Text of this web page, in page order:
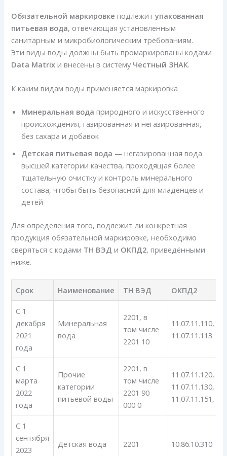
Обязательной маркировке подлежитупакованная
питьевая вода, отвечающая установленным
санитарным и микробиологическим требованиям.
Эти виды воды должны быть промаркированы кодами
Data Matrix и внесены в систему Честный ЗНАК.
К каким видам воды применяется маркировка
Минеральная вода природного и искусственного
происхождения, газированная и негазированная,
без сахара и добавок
Детская питьевая вода — негазированная вода
высшей категории качества, проходящая более
тщательную очистку и контроль минерального
состава, чтобы быть безопасной для младенцев и
детей
Для определения того, подлежит ли конкретная
продукция обязательной маркировке, необходимо
сверяться с кодами ТН ВЭД и ОКПД2, приведёнными
ниже.
Срок Наименование ТН ВЭД ОКПД2
С 1
декабря
2021
года
Минеральная
вода
2201, в
том числе
2201 10
11.07.11.110,
11.07.11.113
С 1
марта
2022
года
Прочие
категории
питьевой воды
2201, в
том числе
2201 90
000 0
11.07.11.120,
11.07.11.130,
11.07.11.151,
С 1
сентября
2023
Детская вода 2201 10.86.10.310